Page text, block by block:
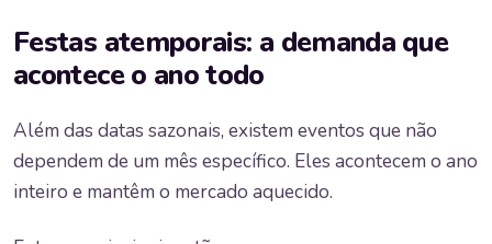
Festas atemporais: a demanda que
acontece o ano todo
Além das datas sazonais, existem eventos que não
dependem de um mês específico. Eles acontecem o ano
inteiro e mantêm o mercado aquecido.